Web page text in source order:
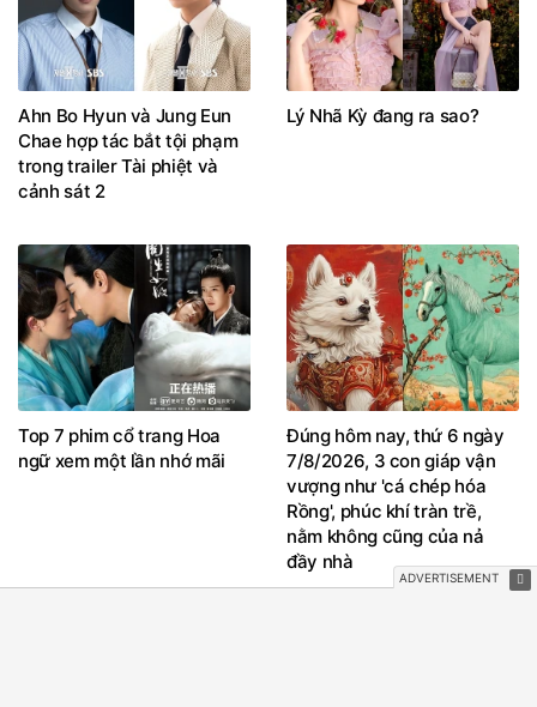
Ahn Bo Hyun và Jung Eun
Chae hợp tác bắt tội phạm
trong trailer Tài phiệt và
cảnh sát 2
Lý Nhã Kỳ đang ra sao?
Top 7 phim cổ trang Hoa
ngữ xem một lần nhớ mãi
Đúng hôm nay, thứ 6 ngày
7/8/2026, 3 con giáp vận
vượng như 'cá chép hóa
Rồng', phúc khí tràn trề,
nằm không cũng của nả
đầy nhà